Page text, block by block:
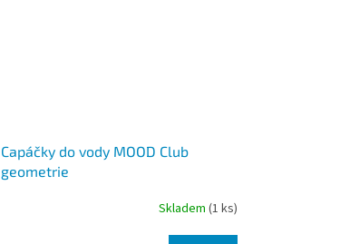
Capáčky do vody MOOD Club
geometrie
Skladem (1 ks)